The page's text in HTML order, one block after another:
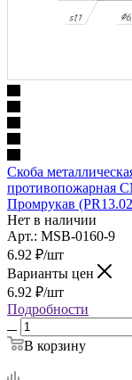
Скоба
противопожарная
Промрукав
Нет в наличии
Арт.: MSB-0160-9
6.92 ₽/шт
Варианты цен
6.92 ₽/шт
Подробности
В корзину